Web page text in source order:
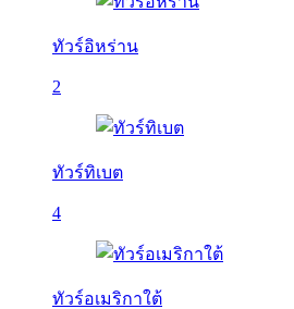
ทัวร์อิหร่าน
2
ทัวร์ทิเบต
4
ทัวร์อเมริกาใต้